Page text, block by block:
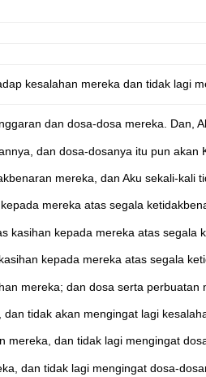
kesalahan mereka dan tidak lagi
dan dosa-dosa mereka. Dan,
dan dosa-dosanya itu pun akan
mereka, dan Aku sekali-
mereka atas segala
kasihan kepada mereka atas
kepada mereka atas segala
mereka; dan dosa serta
tidak akan mengingat lagi
mereka, dan tidak lagi mengingat
dan tidak lagi mengingat dosa-